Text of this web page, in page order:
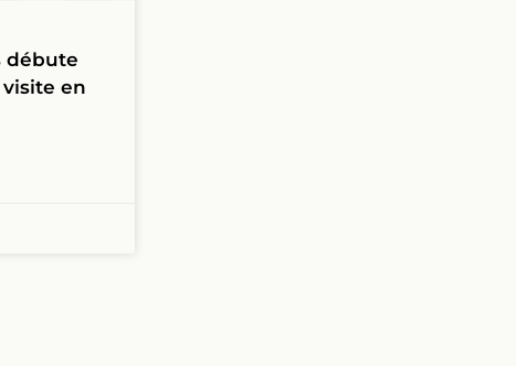
débute
visite en